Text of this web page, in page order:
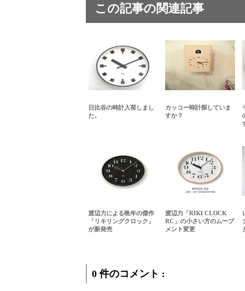
この記事の関連記事
日比谷の時計入荷しまし
た。
カッコー時計探していま
すか？
渡辺力による晩年の傑作
「リキリングクロック」
が新発売
渡辺力「RIKI CLOCK
RC」の小さい方のムーブ
メント変更
0 件のコメント :